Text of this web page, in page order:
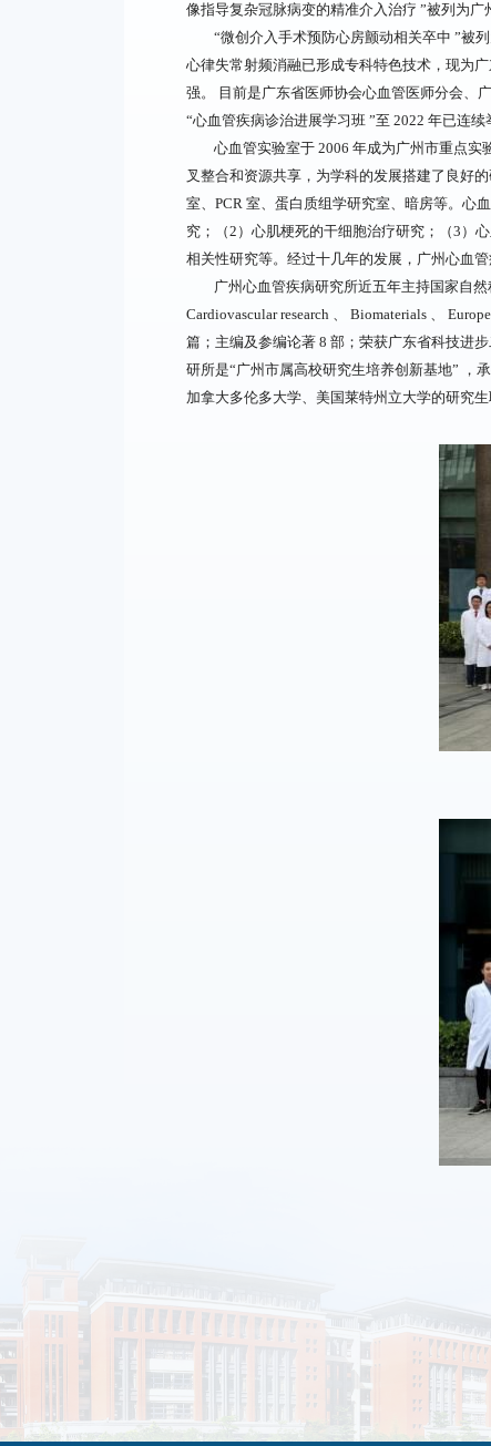
像指导复杂冠脉病变的精准介入治疗 ”被列为广
“微创介入手术预防心房颤动相关卒中 ”被
心律失常射频消融已形成专科特色技术，现为
强。 目前是广东省医师协会心血管医师分会、
“心血管疾病诊治进展学习班 ”至 2022 年已连续
心血管实验室于 2006 年成为广州市重点
叉整合和资源共享，为学科的发展搭建了良好
室、PCR 室、蛋白质组学研究室、暗房等。心
究；（2）心肌梗死的干细胞治疗研究；（3）
相关性研究等。经过十几年的发展，广州心血
广州心血管疾病研究所近五年主持国家自然
Cardiovascular research 、 Biomaterials 、
篇；主编及参编论著 8 部；荣获广东省科技进
研所是“广州市属高校研究生培养创新基地” ，
加拿大多伦多大学、美国莱特州立大学的研究